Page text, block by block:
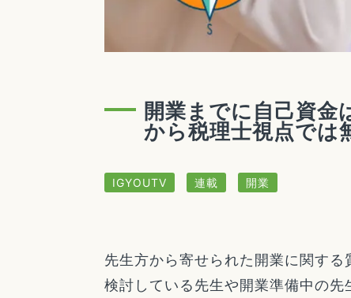
開業までに自己資金
から税理士視点では
IGYOUTV 連載 開業
先生方から寄せられた開業に関す
検討している先生や開業準備中の先